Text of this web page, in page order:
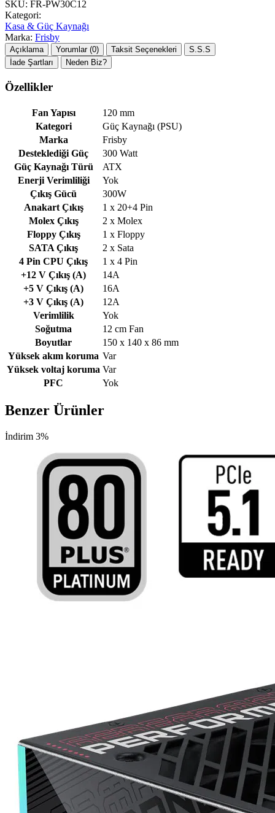
SKU: FR-PW30C12
Kategori:
Kasa & Güç Kaynağı
Marka: Frisby
Açıklama Yorumlar (0) Taksit Seçenekleri
S.S.S
İade Şartları
Neden Biz?
Özellikler
Fan Yapısı
120 mm
Kategori
Güç Kaynağı (PSU)
Marka
Frisby
Desteklediği Güç
300 Watt
Güç Kaynağı Türü
ATX
Enerji Verimliliği
Yok
Çıkış Gücü
300W
Anakart Çıkış
1 x 20+4 Pin
Molex Çıkış
2 x Molex
Floppy Çıkış
1 x Floppy
SATA Çıkış
2 x Sata
4 Pin CPU Çıkış
1 x 4 Pin
+12 V Çıkış (A)
14A
+5 V Çıkış (A)
16A
+3 V Çıkış (A)
12A
Verimlilik
Yok
Soğutma
12 cm Fan
Boyutlar
150 x 140 x 86 mm
Yüksek akım koruma Var
Yüksek voltaj koruma Var
PFC
Yok
Benzer Ürünler
İndirim 3%